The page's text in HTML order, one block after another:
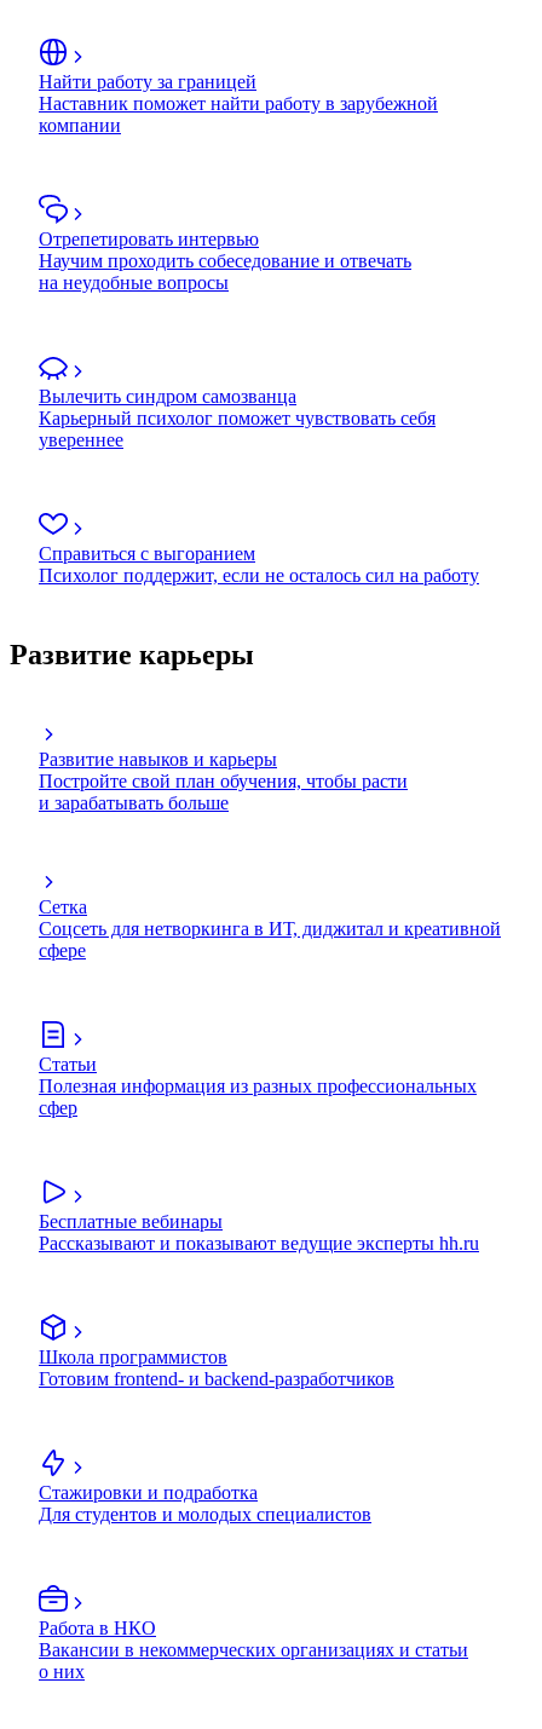
Найти работу за границей
Наставник поможет найти работу в зарубежной
компании
Отрепетировать интервью
Научим проходить собеседование и отвечать
на неудобные вопросы
Вылечить синдром самозванца
Карьерный психолог поможет чувствовать себя
увереннее
Справиться с выгоранием
Психолог поддержит, если не осталось сил на работу
Развитие карьеры
Развитие навыков и карьеры
Постройте свой план обучения, чтобы расти
и зарабатывать больше
Сетка
Соцсеть для нетворкинга в ИТ, диджитал и креативной
сфере
Статьи
Полезная информация из разных профессиональных
сфер
Бесплатные вебинары
Рассказывают и показывают ведущие эксперты hh.ru
Школа программистов
Готовим frontend- и backend-разработчиков
Стажировки и подработка
Для студентов и молодых специалистов
Работа в НКО
Вакансии в некоммерческих организациях и статьи
о них